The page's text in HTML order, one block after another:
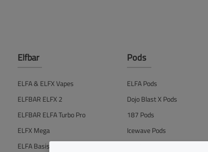
Elfbar
ELFA & ELFX Vapes
ELFBAR ELFX 2
ELFBAR ELFA Turbo Pro
ELFX Mega
ELFA Basisgerät
Pods
ELFA Pods
Dojo Blast X Pods
187 Pods
Icewave Pods